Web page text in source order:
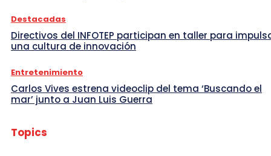
Destacadas
Directivos del INFOTEP participan en taller para
una cultura de innovación
Entretenimiento
Carlos Vives estrena videoclip del tema ‘Buscando el
mar’ junto a Juan Luis Guerra
Topics